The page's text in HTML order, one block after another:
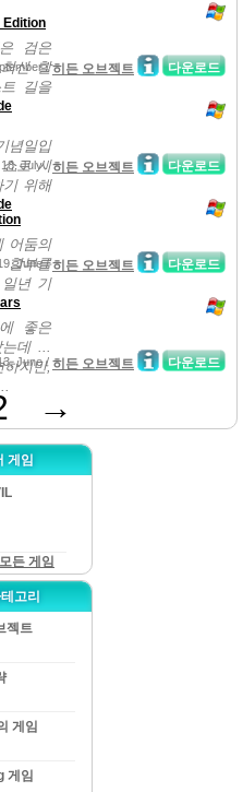
Edition
검은
신 할
길을
다운로드
/히든 오브젝트
념일입
로 시
기 위해
다운로드
18, July /히든 오브젝트
어둠의
할부를
년 기
다운로드
June /히든 오브젝트
좋은
데 ...
지만,
다운로드
June / 히든 오브젝트
→
게임
든 게임
고리
젝트
게임
게임